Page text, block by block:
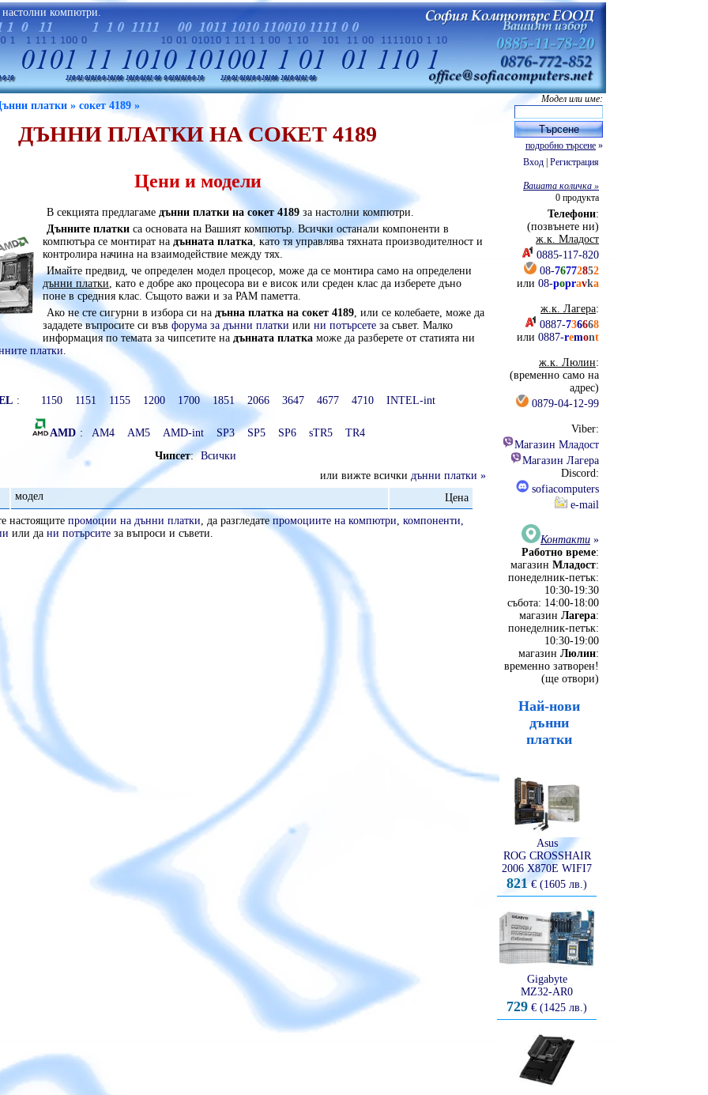
компютри.
платки » сокет 4189 »
ДЪННИ ПЛАТКИ НА СОКЕТ 4189
Цени и модели
В секцията предлагаме дънни платки на сокет 4189 за настолни компютри.
Дънните платки са основата на Вашият компютър. Всички останали компоненти в
компютъра се монтират на дънната платка, като тя управлява тяхната производителност и
контролира начина на взаимодействие между тях.
Имайте предвид, че определен модел процесор, може да се монтира само на определени
дънни платки, като е добре ако процесора ви е висок или среден клас да изберете дъно
поне в средния клас. Същото важи и за РАМ паметта.
Ако не сте сигурни в избора си на дънна платка на сокет 4189, или се колебаете, може да
зададете въпросите си във форума за дънни платки или ни потърсете за съвет. Малко
информация по темата за чипсетите на дънната платка може да разберете от статията ни
платки.
: 1150 1151 1155 1200 1700 1851 2066 3647 4677 4710 INTEL-int
AMD : AM4 AM5 AMD-int SP3 SP5 SP6 sTR5
TR4
Чипсет: Всички
или вижте всички дънни платки »
модел
Цена
настоящите промоции на дънни платки, да разгледате промоциите на компютри, компоненти,
или да ни потърсите за въпроси и съвети.
Модел или име:
подробно търсене »
Вход Регистрация
Вашата количка »
0 продукта
Телефони:
(позвънете ни)
ж.к. Младост
0885-117-820
08-76772852
или 08-popravka
ж.к. Лагера:
0887-736668
или 0887-remont
ж.к. Люлин:
(временно само на
адрес)
0879-04-12-99
Viber:
Магазин Младост
Магазин Лагера
Discord:
sofiacomputers
e-mail
Контакти »
Работно време:
магазин Младост:
понеделник-петък:
10:30-19:30
събота: 14:00-18:00
магазин Лагера:
понеделник-петък:
10:30-19:00
магазин Люлин:
временно затворен!
(ще отвори)
Най-нови
дънни
платки
Asus
ROG CROSSHAIR
2006 X870E WIFI7
821€ (1605 лв.)
Gigabyte
MZ32-AR0
729 € (1425 лв.)